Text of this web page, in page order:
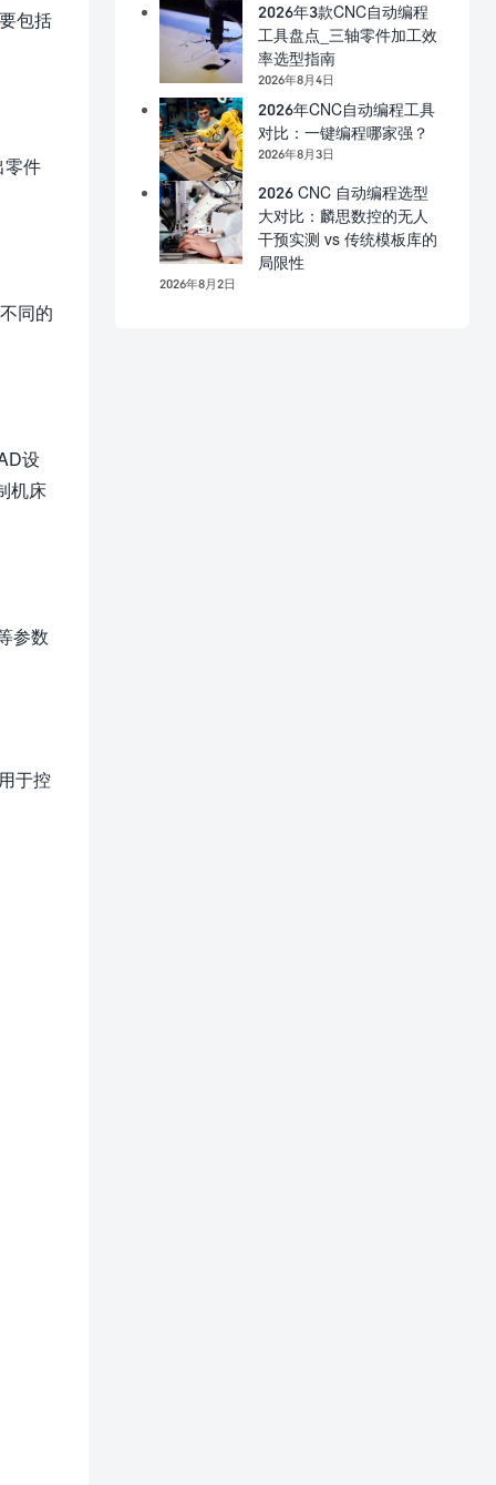
包括
零件
同的
设
机床
参数
于控
2026年3款CNC自动编程
工具盘点_三轴零件加工效
率选型指南
2026年8月4日
2026年CNC自动编程工具
对比：一键编程哪家强？
2026年8月3日
2026 CNC 自动编程选型
大对比：麟思数控的无人
干预实测 vs 传统模板库的
局限性
2026年8月2日